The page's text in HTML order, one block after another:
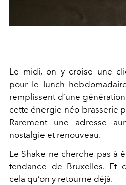
Le midi, on y croise une
pour le lunch
remplissent d’une
cette énergie néo-brasserie
Rarement une adresse
nostalgie et renouveau.
Le Shake ne cherche pas à
tendance de Bruxelles. Et
cela qu’on y retourne déjà.